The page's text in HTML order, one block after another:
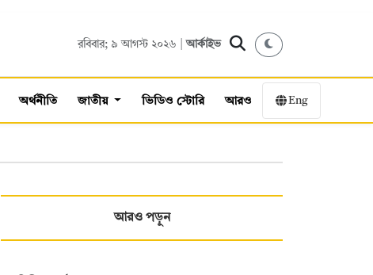
রবিবার; ৯ আগস্ট ২০২৬ |আর্কাইভ
অর্থনীতি জাতীয় ভিডিও স্টোরি আরও Eng
আরও পড়ুন